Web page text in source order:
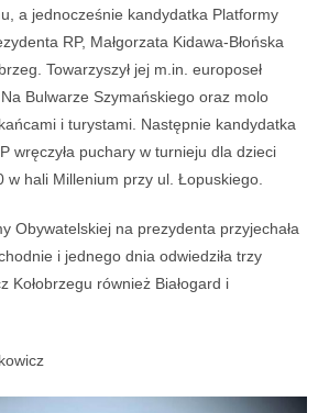
a jednocześnie kandydatka Platformy
RP, Małgorzata Kidawa-Błońska
Towarzyszył jej m.in. europoseł
Bulwarze Szymańskiego oraz molo
i turystami. Następnie kandydatka
wręczyła puchary w turnieju dla dzieci
w hali Millenium przy ul. Łopuskiego.
Obywatelskiej na prezydenta przyjechała
i jednego dnia odwiedziła trzy
Kołobrzegu również Białogard i